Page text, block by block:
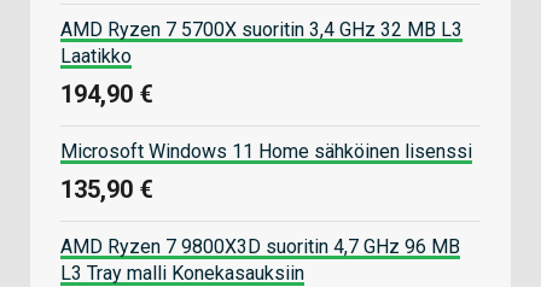
AMD Ryzen 7 5700X suoritin 3,4 GHz 32 MB L3
Laatikko
194,90 €
Microsoft Windows 11 Home sähköinen lisenssi
135,90 €
AMD Ryzen 7 9800X3D suoritin 4,7 GHz 96 MB
L3 Tray malli Konekasauksiin